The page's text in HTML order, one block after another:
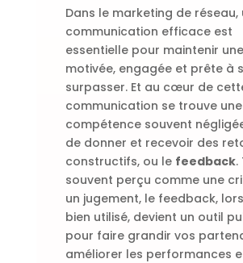
Dans le marketing de réseau,
communication efficace est
essentielle pour maintenir
motivée, engagée et prête à
surpasser. Et au cœur de
communication se trouve une
compétence souvent
de donner et recevoir des
constructifs, ou le feedback.
souvent perçu comme une
un jugement, le feedback,
bien utilisé, devient un outil
pour faire grandir vos
améliorer les performances